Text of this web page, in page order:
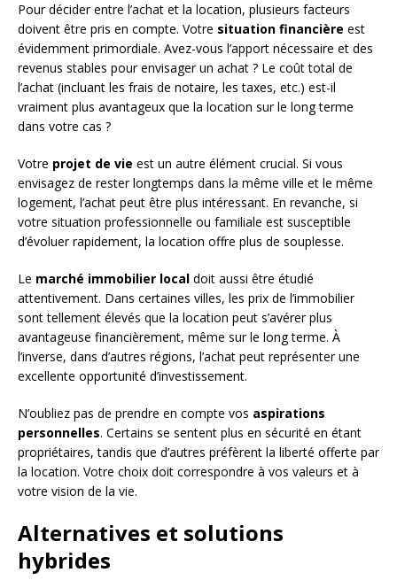
Pour décider entre l’achat et la location, plusieurs facteurs
doivent être pris en compte. Votre situation financière est
évidemment primordiale. Avez-vous l’apport nécessaire et des
revenus stables pour envisager un achat ? Le coût total de
l’achat (incluant les frais de notaire, les taxes, etc.) est-il
vraiment plus avantageux que la location sur le long terme
dans votre cas ?
Votre projet de vie est un autre élément crucial. Si vous
envisagez de rester longtemps dans la même ville et le même
logement, l’achat peut être plus intéressant. En revanche, si
votre situation professionnelle ou familiale est susceptible
d’évoluer rapidement, la location offre plus de souplesse.
Le marché immobilier local doit aussi être étudié
attentivement. Dans certaines villes, les prix de l’immobilier
sont tellement élevés que la location peut s’avérer plus
avantageuse financièrement, même sur le long terme. À
l’inverse, dans d’autres régions, l’achat peut représenter une
excellente opportunité d’investissement.
N’oubliez pas de prendre en compte vos aspirations
personnelles. Certains se sentent plus en sécurité en étant
propriétaires, tandis que d’autres préfèrent la liberté offerte par
la location. Votre choix doit correspondre à vos valeurs et à
votre vision de la vie.
Alternatives et solutions
hybrides